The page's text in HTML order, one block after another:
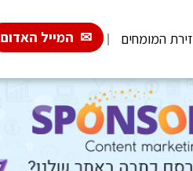
זירת המומחים המייל האדום